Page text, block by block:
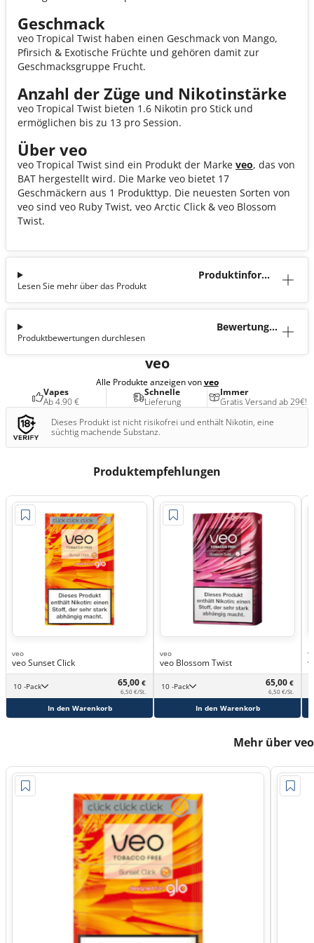
Geschmack
veo Tropical Twist haben einen Geschmack von Mango,
Pfirsich & Exotische Früchte und gehören damit zur
Geschmacksgruppe Frucht.
Anzahl der Züge und Nikotinstärke
veo Tropical Twist bieten 1.6 Nikotin pro Stick und
ermöglichen bis zu 13 pro Session.
Über veo
veo Tropical Twist sind ein Produkt der Marke veo, das von
BAT hergestellt wird. Die Marke veo bietet 17
Geschmäckern aus 1 Produkttyp. Die neuesten Sorten von
veo sind veo Ruby Twist, veo Arctic Click & veo Blossom
Twist.
Produktinforma
Lesen Sie mehr über das Produkt
Bewertunge
Produktbewertungen durchlesen
veo
Alle Produkte anzeigen vonveo
Vapes
Ab 4.90 €
Schnelle
Lieferung
Immer
Gratis Versand ab 29€!
Dieses Produkt ist nicht risikofrei und enthält Nikotin, eine
süchtig machende Substanz.
Produktempfehlungen
veo
veo Sunset Click
10 -Pack 65,00 €
6,50 €/St.
In den Warenkorb
veo
veo Blossom Twist
10 -Pack 65,00 €
6,50 €/St.
In den Warenkorb
Mehr über veo